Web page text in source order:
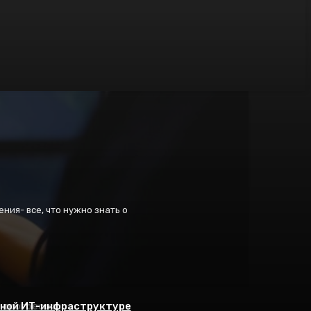
начинающих
ИТ-инфраструктуре
все, что нужно знать о